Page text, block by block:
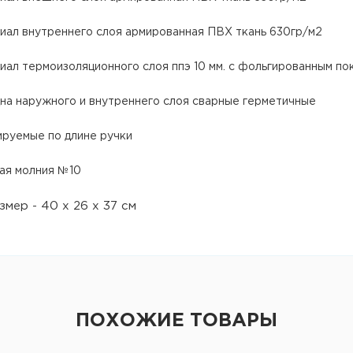
внутреннего слоя армированная ПВХ ткань 630гр/м2
термоизоляционного слоя ппэ 10 мм. с фольгированным
наружного и внутреннего слоя сварные герметичные
по длине ручки
молния №10
- 40 х 26 х 37 см
ПОХОЖИЕ ТОВАРЫ